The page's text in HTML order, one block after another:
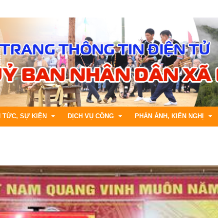
luật
TỨC, SỰ KIỆN
tin văn hóa, xã hội
tin khoa học, kỹ thuật
tin Y tế, Giáo dục
DỊCH VỤ CÔNG
DVC trực tuyến tỉnh Lai Châu
CSDL Quốc gia về TTHC
Tra cứu hồ sơ trực tuyến
PHẢN ÁNH, KIẾN NGHỊ
Tiếp nhận phản ánh, kiến nghị
Trả lời phản ánh , kiến nghị